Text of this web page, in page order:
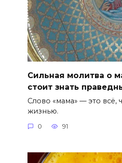
Сильная молитва о
стоит знать
Слово «мама» — это всё,
жизнью.
0 91